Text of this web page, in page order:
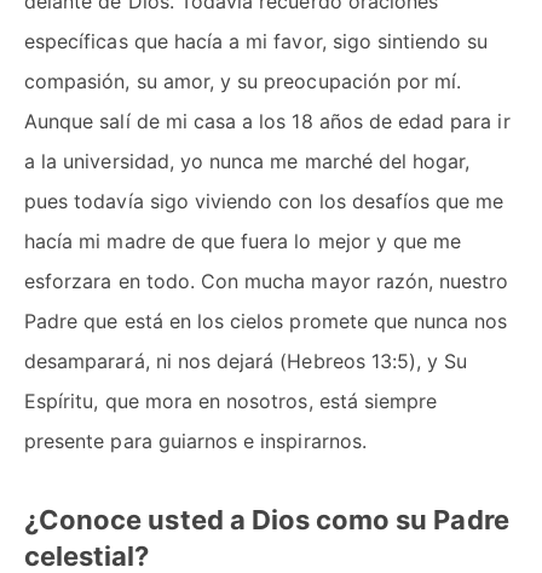
específicas que hacía a mi favor, sigo sintiendo su
compasión, su amor, y su preocupación por mí.
Aunque salí de mi casa a los 18 años de edad para ir
a la universidad, yo nunca me marché del hogar,
pues todavía sigo viviendo con los desafíos que me
hacía mi madre de que fuera lo mejor y que me
esforzara en todo. Con mucha mayor razón, nuestro
Padre que está en los cielos promete que nunca nos
desamparará, ni nos dejará (Hebreos 13:5), y Su
Espíritu, que mora en nosotros, está siempre
presente para guiarnos e inspirarnos.
¿Conoce usted a Dios como su Padre
celestial?